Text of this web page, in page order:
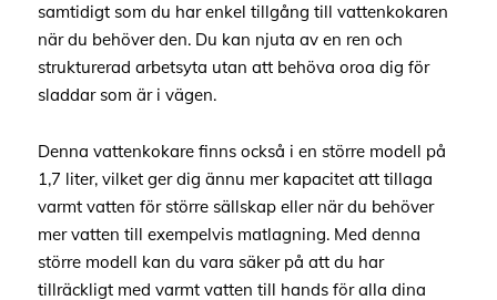
samtidigt som du har enkel tillgång till vattenkokaren
när du behöver den. Du kan njuta av en ren och
strukturerad arbetsyta utan att behöva oroa dig för
sladdar som är i vägen.
Denna vattenkokare finns också i en större modell på
1,7 liter, vilket ger dig ännu mer kapacitet att tillaga
varmt vatten för större sällskap eller när du behöver
mer vatten till exempelvis matlagning. Med denna
större modell kan du vara säker på att du har
tillräckligt med varmt vatten till hands för alla dina